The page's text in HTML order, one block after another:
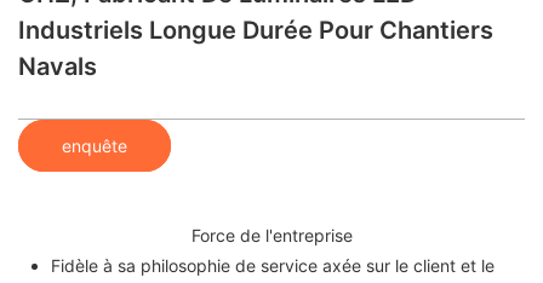
Industriels Longue Durée Pour Chantiers
Navals
enquête
Force de l'entreprise
Fidèle à sa philosophie de service axée sur le client et le